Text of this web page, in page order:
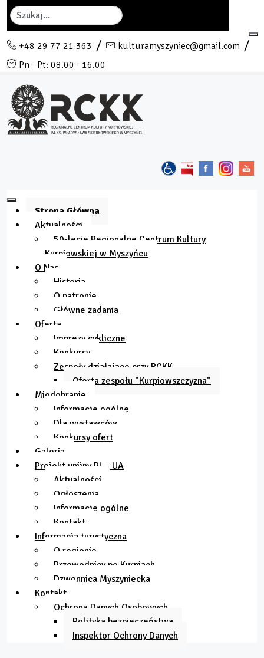
Szukaj
+48 29 77 21 363
kulturamyszyniec@gmail.com
Pn - Pt: 08.00 - 16.00
Strona Główna
Aktualności
50-lecie Regionalne Centrum Kultury
Kurpiowskiej w Myszyńcu
O Nas
Historia
O patronie
Główne zadania
Oferta
Imprezy cykliczne
Konkursy
Zespoły działające przy RCKK
Oferta zespołu "Kurpiowszczyzna"
Miodobranie
Informacje ogólne
Dla wystawców
Konkursy ofert
Galeria
Projekt unijny PL - UA
Aktualności
Ogłoszenia
Informacje ogólne
Kontakt
Informacja turystyczna
O regionie
Przewodnicy po Kurpiach
Dzwonnica Myszyniecka
Kontakt
Ochrona Danych Osobowych
Polityka bezpieczeństwa
Inspektor Ochrony Danych